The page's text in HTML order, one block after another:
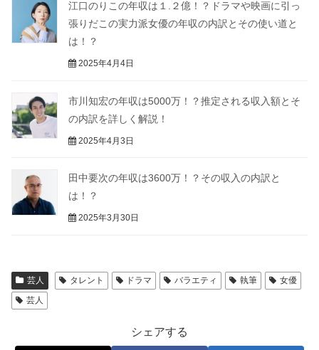
江口のりこの年収は１.２億！？ドラマや映画に引っ
張りだこの実力派女優の年収の内訳とその使い道と
は！？
2025年4月4日
市川知宏の年収は5000万！？推定される収入額とそ
の内訳を詳しく解説！
2025年4月3日
田中要次の年収は3600万！？その収入の内訳と
は！？
2025年3月30日
芸人 タレント ドラマ バラエティ 執筆
女優
芸人
シェアする